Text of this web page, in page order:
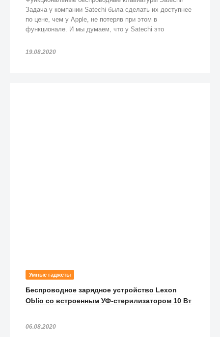
Задача у компании Satechi была сделать их доступнее
по цене, чем у Apple, не потеряв при этом в
функционале. И мы думаем, что у Satechi это
19.08.2020
Умные гаджеты
Беспроводное зарядное устройство Lexon
Oblio со встроенным УФ-стерилизатором 10 Вт
06.08.2020